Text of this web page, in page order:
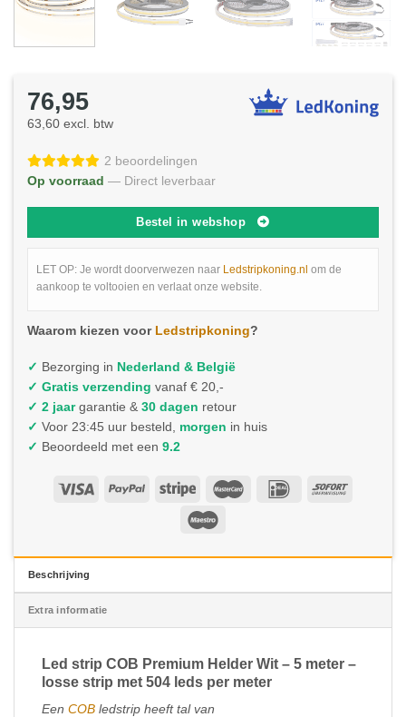
76,95
63,60 excl. btw
2 beoordelingen
Op voorraad — Direct leverbaar
Bestel in webshop
LET OP: Je wordt doorverwezen naar Ledstripkoning.nl om de
aankoop te voltooien en verlaat onze website.
Waarom kiezen voor Ledstripkoning?
✓ Bezorging in Nederland & België
✓ Gratis verzending vanaf € 20,-
✓ 2 jaargarantie & 30 dagen retour
✓ Voor 23:45 uur besteld, morgen in huis
✓ Beoordeeld met een 9.2
Beschrijving
Extra informatie
Led strip COB Premium Helder Wit – 5 meter –
losse strip met 504 leds per meter
Een COB ledstrip heeft tal van